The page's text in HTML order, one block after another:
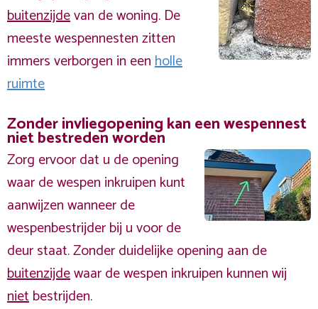
buitenzijdevan de woning. De
meeste wespennesten zitten
immers verborgen in eenholle
ruimte
Zonder invliegopening kan een wespennest
niet bestreden worden
Zorg ervoor dat u de opening
waar de wespen inkruipen kunt
aanwijzen wanneer de
wespenbestrijder bij u voor de
deur staat. Zonder duidelijke opening aan de
buitenzijdewaar de wespen inkruipen kunnen wij
nietbestrijden.